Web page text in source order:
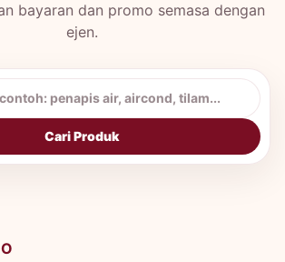
bayaran dan promo semasa dengan
ejen.
Cari Produk